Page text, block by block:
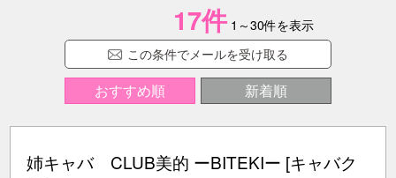
17件 1～30件を表示
この条件でメールを受け取る
おすすめ順 新着順
姉キャバ CLUB美的 ーBITEKIー [キャバク